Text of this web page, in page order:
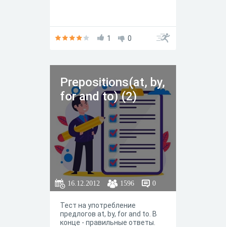
1 0
Prepositions(at, by,
for and to) (2)
16.12.2012 1596 0
Тест на употребление
предлогов at, by, for and to. В
конце - правильные ответы.